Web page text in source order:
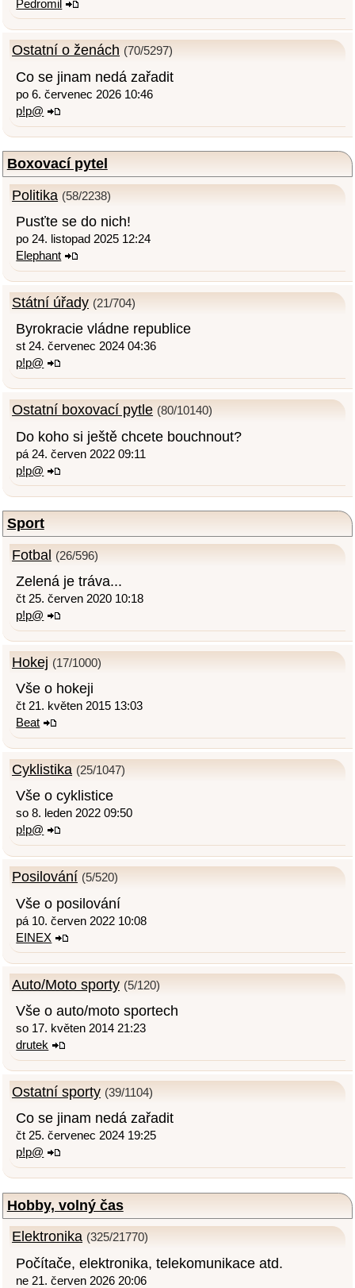
Pedromil
Ostatní o ženách (70/5297)
Co se jinam nedá zařadit
po 6. červenec 2026 10:46
p!p@
Boxovací pytel
Politika (58/2238)
Pusťte se do nich!
po 24. listopad 2025 12:24
Elephant
Státní úřady (21/704)
Byrokracie vládne republice
st 24. červenec 2024 04:36
p!p@
Ostatní boxovací pytle (80/10140)
Do koho si ještě chcete bouchnout?
pá 24. červen 2022 09:11
p!p@
Sport
Fotbal (26/596)
Zelená je tráva...
čt 25. červen 2020 10:18
p!p@
Hokej (17/1000)
Vše o hokeji
čt 21. květen 2015 13:03
Beat
Cyklistika (25/1047)
Vše o cyklistice
so 8. leden 2022 09:50
p!p@
Posilování (5/520)
Vše o posilování
pá 10. červen 2022 10:08
EINEX
Auto/Moto sporty (5/120)
Vše o auto/moto sportech
so 17. květen 2014 21:23
drutek
Ostatní sporty (39/1104)
Co se jinam nedá zařadit
čt 25. červenec 2024 19:25
p!p@
Hobby, volný čas
Elektronika (325/21770)
Počítače, elektronika, telekomunikace atd.
ne 21. červen 2026 20:06